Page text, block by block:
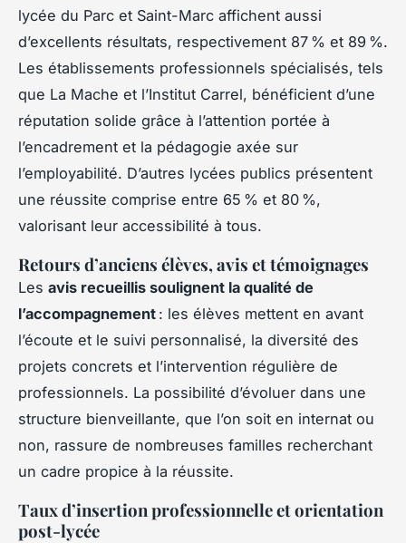
lycée du Parc et Saint-Marc affichent aussi
d’excellents résultats, respectivement 87 % et 89 %.
Les établissements professionnels spécialisés, tels
que La Mache et l’Institut Carrel, bénéficient d’une
réputation solide grâce à l’attention portée à
l’encadrement et la pédagogie axée sur
l’employabilité. D’autres lycées publics présentent
une réussite comprise entre 65 % et 80 %,
valorisant leur accessibilité à tous.
Retours d’anciens élèves, avis et témoignages
Les avis recueillis soulignent la qualité de
l’accompagnement : les élèves mettent en avant
l’écoute et le suivi personnalisé, la diversité des
projets concrets et l’intervention régulière de
professionnels. La possibilité d’évoluer dans une
structure bienveillante, que l’on soit en internat ou
non, rassure de nombreuses familles recherchant
un cadre propice à la réussite.
Taux d’insertion professionnelle et orientation
post-lycée